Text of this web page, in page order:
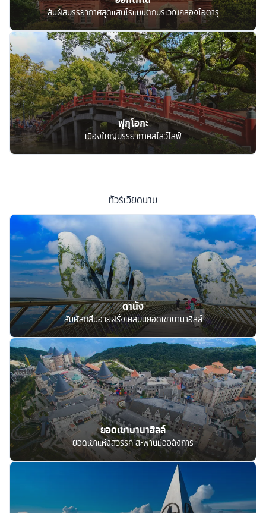
สัมผัสบรรยากาศสุดแสนโรแมนติกบริเวณคลองโอตารุ
ฟุกุโอกะ
เมืองใหญ่บรรยากาศสโลว์ไลฟ์
ทัวร์เวียดนาม
ดานัง
สัมผัสกลิ่นอายฝรั่งเศสบนยอดเขาบานาฮิลล์
ยอดเขาบานาฮิลล์
ยอดเขาแห่งสวรรค์ สะพานมืออลังการ